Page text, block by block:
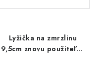
Lyžička na zmrzlinu
9,5cm znovu použiteľná